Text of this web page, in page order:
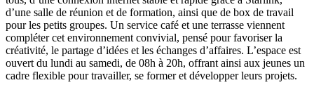
d’une salle de réunion et de formation, ainsi que de box de travail
pour les petits groupes. Un service café et une terrasse viennent
compléter cet environnement convivial, pensé pour favoriser la
créativité, le partage d’idées et les échanges d’affaires. L’espace est
ouvert du lundi au samedi, de 08h à 20h, offrant ainsi aux jeunes un
cadre flexible pour travailler, se former et développer leurs projets.